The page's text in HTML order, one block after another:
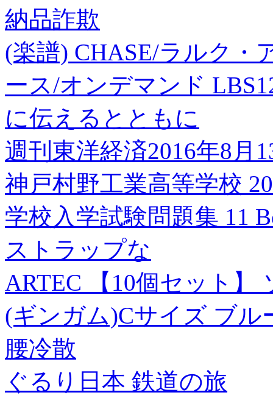
納品詐欺
(楽譜) CHASE/ラルク・
ース/オンデマンド
に伝えるとともに
週刊東洋経済2016年8月
神戸村野工業高等学校
学校入学試験問題集 11
ストラップな
ARTEC 【10個セット
(ギンガム)Cサイズ ブル
腰冷散
ぐるり日本 鉄道の旅